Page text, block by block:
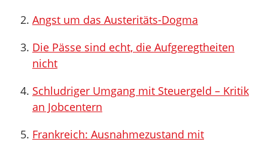
Angst um das Austeritäts-Dogma
Die Pässe sind echt, die Aufgeregtheiten
nicht
Schludriger Umgang mit Steuergeld – Kritik
an Jobcentern
Frankreich: Ausnahmezustand mit